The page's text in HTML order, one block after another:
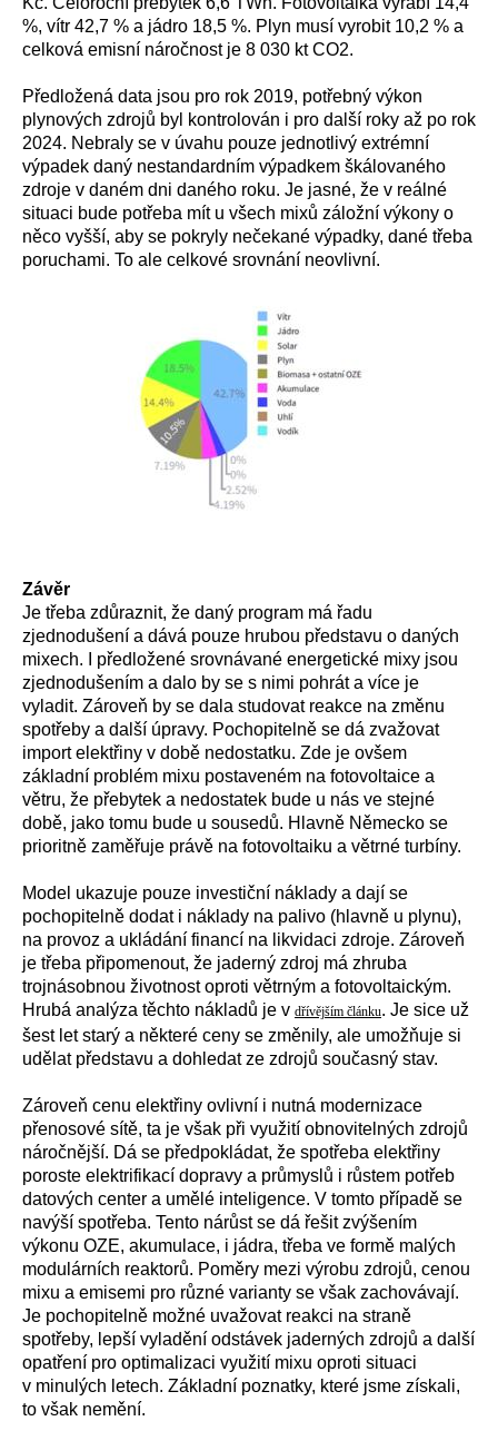
%, vítr 42,7 % a jádro 18,5 %. Plyn musí vyrobit 10,2 % a
celková emisní náročnost je 8 030 kt CO2.
Předložená data jsou pro rok 2019, potřebný výkon
plynových zdrojů byl kontrolován i pro další roky až po rok
2024. Nebraly se v úvahu pouze jednotlivý extrémní
výpadek daný nestandardním výpadkem škálovaného
zdroje v daném dni daného roku. Je jasné, že v reálné
situaci bude potřeba mít u všech mixů záložní výkony o
něco vyšší, aby se pokryly nečekané výpadky, dané třeba
poruchami. To ale celkové srovnání neovlivní.
Závěr
Je třeba zdůraznit, že daný program má řadu
zjednodušení a dává pouze hrubou představu o daných
mixech. I předložené srovnávané energetické mixy jsou
zjednodušením a dalo by se s nimi pohrát a více je
vyladit. Zároveň by se dala studovat reakce na změnu
spotřeby a další úpravy. Pochopitelně se dá zvažovat
import elektřiny v době nedostatku. Zde je ovšem
základní problém mixu postaveném na fotovoltaice a
větru, že přebytek a nedostatek bude u nás ve stejné
době, jako tomu bude u sousedů. Hlavně Německo se
prioritně zaměřuje právě na fotovoltaiku a větrné turbíny.
Model ukazuje pouze investiční náklady a dají se
pochopitelně dodat i náklady na palivo (hlavně u plynu),
na provoz a ukládání financí na likvidaci zdroje. Zároveň
je třeba připomenout, že jaderný zdroj má zhruba
trojnásobnou životnost oproti větrným a fotovoltaickým.
Hrubá analýza těchto nákladů je v dřívějším článku. Je sice už
šest let starý a některé ceny se změnily, ale umožňuje si
udělat představu a dohledat ze zdrojů současný stav.
Zároveň cenu elektřiny ovlivní i nutná modernizace
přenosové sítě, ta je však při využití obnovitelných zdrojů
náročnější. Dá se předpokládat, že spotřeba elektřiny
poroste elektrifikací dopravy a průmyslů i růstem potřeb
datových center a umělé inteligence. V tomto případě se
navýší spotřeba. Tento nárůst se dá řešit zvýšením
výkonu OZE, akumulace, i jádra, třeba ve formě malých
modulárních reaktorů. Poměry mezi výrobu zdrojů, cenou
mixu a emisemi pro různé varianty se však zachovávají.
Je pochopitelně možné uvažovat reakci na straně
spotřeby, lepší vyladění odstávek jaderných zdrojů a další
opatření pro optimalizaci využití mixu oproti situaci
v minulých letech. Základní poznatky, které jsme získali,
to však nemění.